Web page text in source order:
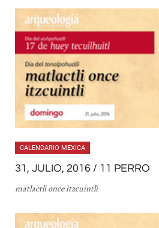
CALENDARIO MEXICA
31, JULIO, 2016 / 11 PERRO
matlactli once itzcuintli